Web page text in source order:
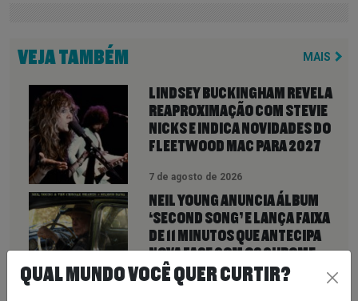
VEJA TAMBÉM MAIS
LINDSEY BUCKINGHAM REVELA
REAPROXIMAÇÃO COM STEVIE
NICKS E INDICA NOVIDADES DO
FLEETWOOD MAC PARA 2027
7 de agosto de 2026
NEIL YOUNG ANUNCIA ÁLBUM
‘SECOND SONG’ E LANÇA FAIXA
DE 11 MINUTOS QUE ANTECIPA
NOVA FASE COM OS CHROME
HEARTS
7 de agosto de 2026
QUAL MUNDO VOCÊ QUER CURTIR?